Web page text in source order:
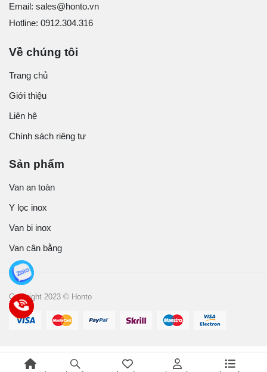
Email: sales@honto.vn
Hotline: 0912.304.316
Về chúng tôi
Trang chủ
Giới thiệu
Liên hệ
Chính sách riêng tư
Sản phẩm
Van an toàn
Y lọc inox
Van bi inox
Van cân bằng
Copyright 2023 © Honto